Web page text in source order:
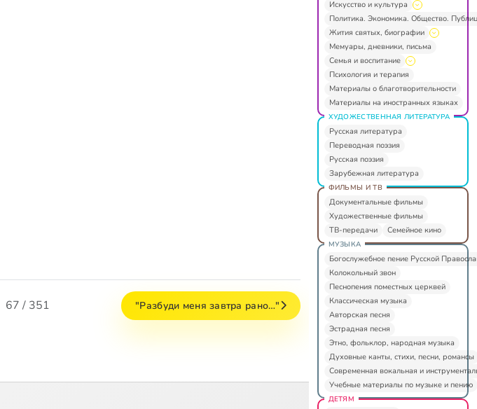
67 / 351 "Разбуди меня завтра рано…"
Искусство и культура
Политика. Экономика. Общество.
Жития святых, биографии
Мемуары, дневники, письма
Семья и воспитание
Психология и терапия
Материалы о благотворительности
Материалы на иностранных языках
ХУДОЖЕСТВЕННАЯ ЛИТЕРАТУРА
Русская литература
Переводная поэзия
Русская поэзия
Зарубежная литература
ФИЛЬМЫ И ТВ
Документальные фильмы
Художественные фильмы
ТВ-передачи
Семейное кино
МУЗЫКА
Богослужебное пение Русской
Колокольный звон
Песнопения поместных церквей
Классическая музыка
Авторская песня
Эстрадная песня
Этно, фольклор, народная музыка
Духовные канты, стихи, песни, романсы
Современная вокальная и
Учебные материалы по музыке и пению
ДЕТЯМ